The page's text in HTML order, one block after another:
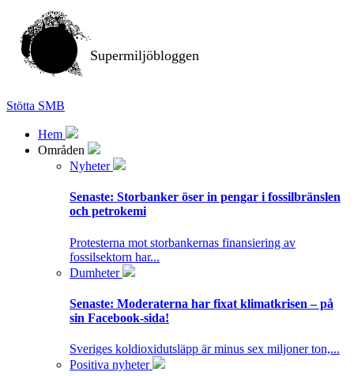
Supermiljöbloggen
Stötta SMB
Hem
Områden
Nyheter
Senaste: Storbanker öser in pengar i fossilbränslen
och petrokemi
Protesterna mot storbankernas finansiering av
fossilsektorn har...
Dumheter
Senaste: Moderaterna har fixat klimatkrisen – på
sin Facebook-sida!
Sveriges koldioxidutsläpp är minus sex miljoner ton,...
Positiva nyheter